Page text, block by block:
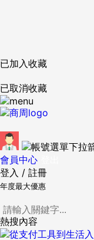
已加入收藏
已取消收藏
會員中心
登入 / 註冊
年度最大優惠
熱搜內容